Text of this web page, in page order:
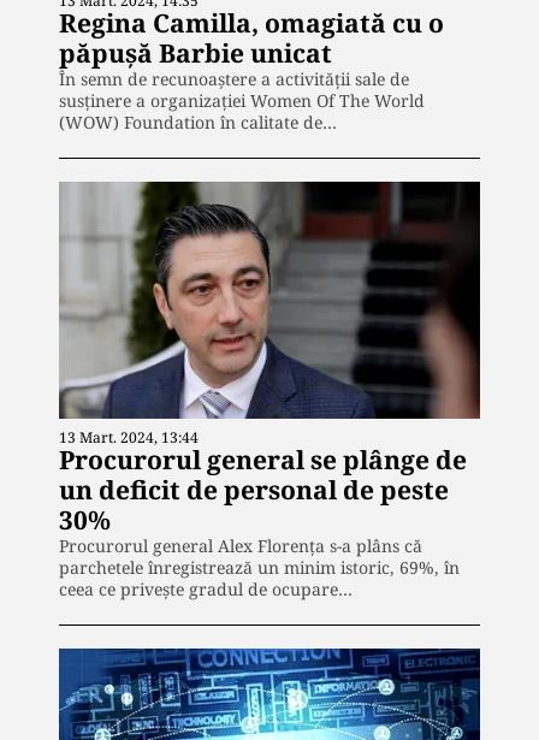
Regina Camilla, omagiată cu o
păpușă Barbie unicat
În semn de recunoaştere a activităţii sale de
susţinere a organizaţiei Women Of The World
(WOW) Foundation în calitate de…
13 Mart. 2024, 13:44
Procurorul general se plânge de
un deficit de personal de peste
30%
Procurorul general Alex Florenţa s-a plâns că
parchetele înregistrează un minim istoric, 69%, în
ceea ce priveşte gradul de ocupare…